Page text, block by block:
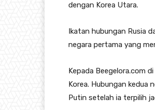
dengan Korea Utara.
Ikatan hubungan Rusia
negara pertama yang
Kepada Beegelora.com
Korea. Hubungan kedua
Putin setelah ia terpilih